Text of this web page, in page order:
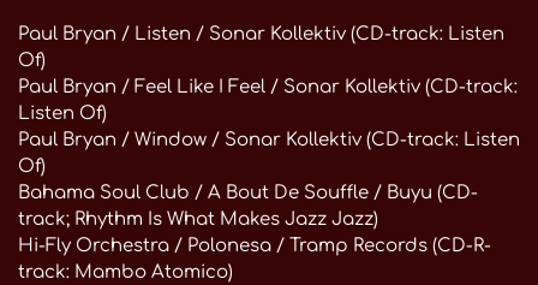
Paul Bryan / Listen / Sonar Kollektiv (CD-track: Listen
Of)
Paul Bryan / Feel Like I Feel / Sonar Kollektiv (CD-track:
Listen Of)
Paul Bryan / Window / Sonar Kollektiv (CD-track: Listen
Of)
Bahama Soul Club / A Bout De Souffle / Buyu (CD-
track; Rhythm Is What Makes Jazz Jazz)
Hi-Fly Orchestra / Polonesa / Tramp Records (CD-R-
track: Mambo Atomico)